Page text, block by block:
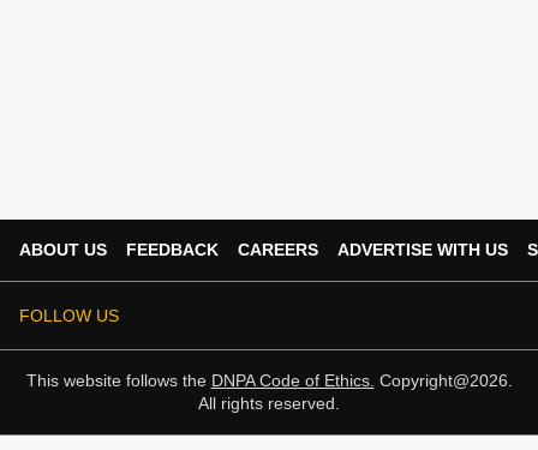
ABOUT US FEEDBACK CAREERS ADVERTISE WITH US
FOLLOW US
This website follows the DNPA Code of Ethics. Copyright@2026.
All rights reserved.